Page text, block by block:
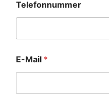
Telefonnummer
E-Mail *